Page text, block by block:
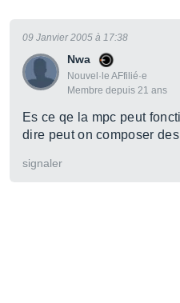
Nwa
Nouvel·le AFfilié·e
Membre depuis 21 ans
09 Janvier 2005 à 17:38
Es ce qe la mpc peut
dire peut on composer
signaler